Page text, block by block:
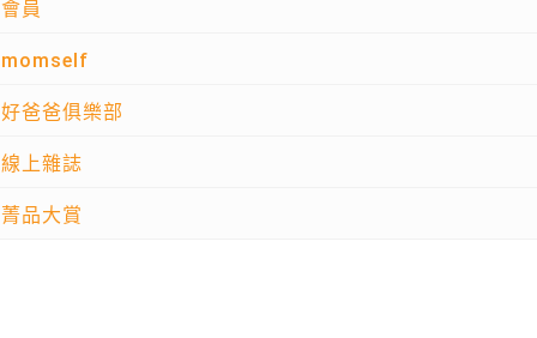
會員
momself
好爸爸俱樂部
線上雜誌
菁品大賞